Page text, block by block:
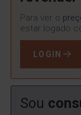
Para ver o
estar logado
LOGIN
Sou